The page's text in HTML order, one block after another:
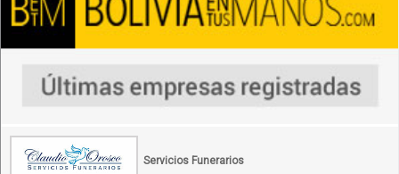
Servicios Funerarios